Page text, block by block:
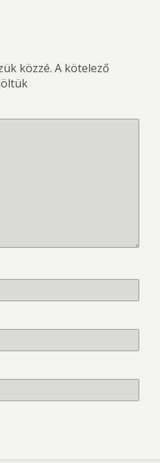
közzé. A kötelező